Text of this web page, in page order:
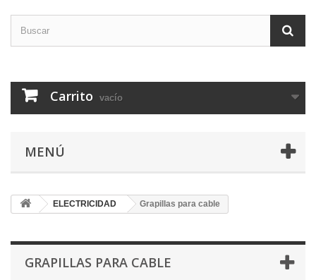
Carrito vacío
MENÚ
ELECTRICIDAD Grapillas para cable
GRAPILLAS PARA CABLE